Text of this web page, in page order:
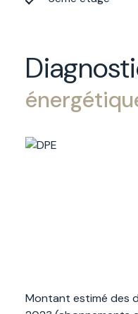
Montant estimé des